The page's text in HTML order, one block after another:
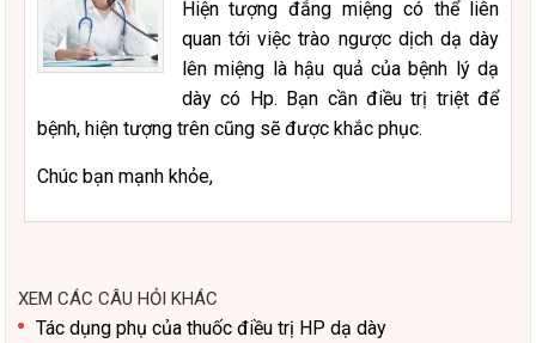
Hiện tượng đắng miệng có thể liên
quan tới việc trào ngược dịch dạ dày
lên miệng là hậu quả của bệnh lý dạ
dày có Hp. Bạn cần điều trị triệt để
bệnh, hiện tượng trên cũng sẽ được khắc phục.
Chúc bạn mạnh khỏe,
XEM CÁC CÂU HỎI KHÁC
Tác dụng phụ của thuốc điều trị HP dạ dày